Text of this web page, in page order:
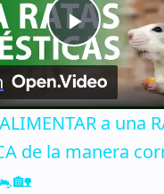
Play
Video
a una
de la manera